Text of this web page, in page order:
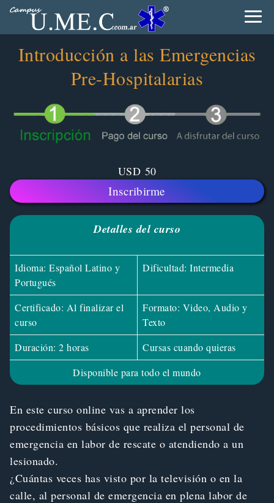
Introducción a las Emergencias
Pre-Hospitalarias
USD 50
Inscribirme
Detalles del curso
Idioma: Español Latino y
Portugués
Dificultad: Intermedia
Certificado: Al finalizar el
curso
Formato: Video, Audio y
Texto
Duración: 2 horas
Cursas cuando quieras
Disponible para todo el mundo
En este curso online vas a aprender los
procedimientos básicos que realiza el personal de
emergencia en labor de rescate o atendiendo a un
lesionado.
¿Cuántas veces has visto por la televisión o en la
calle, al personal de emergencia en plena labor de